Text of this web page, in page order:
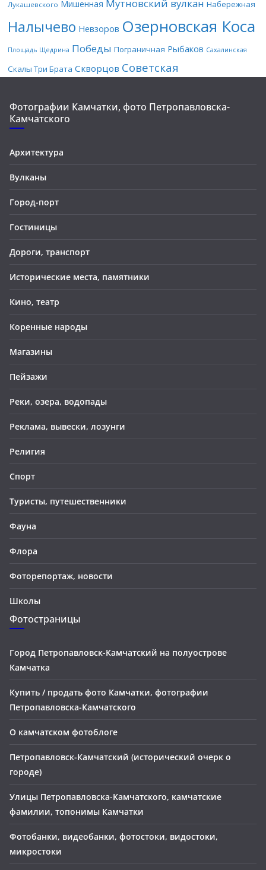
Лукашевского Мишенная Мутновский вулкан Набережная
Налычево Невзоров Озерновская Коса
Площадь Щедрина Победы Пограничная Рыбаков Сахалинская
Скалы Три Брата Скворцов Советская
Фотографии Камчатки, фото Петропавловска-
Камчатского
Архитектура
Вулканы
Город-порт
Гостиницы
Дороги, транспорт
Исторические места, памятники
Кино, театр
Коренные народы
Магазины
Пейзажи
Реки, озера, водопады
Реклама, вывески, лозунги
Религия
Спорт
Туристы, путешественники
Фауна
Флора
Фоторепортаж, новости
Школы
Фотостраницы
Город Петропавловск-Камчатский на полуострове
Камчатка
Купить / продать фото Камчатки, фотографии
Петропавловска-Камчатского
О камчатском фотоблоге
Петропавловск-Камчатский (исторический очерк о
городе)
Улицы Петропавловска-Камчатского, камчатские
фамилии, топонимы Камчатки
Фотобанки, видеобанки, фотостоки, видостоки,
микростоки